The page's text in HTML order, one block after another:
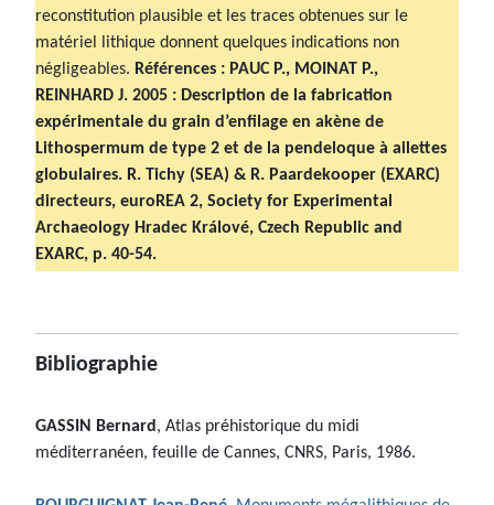
reconstitution plausible et les traces obtenues sur le
matériel lithique donnent quelques indications non
négligeables. Références : PAUC P., MOINAT P.,
REINHARD J. 2005 : Description de la fabrication
expérimentale du grain d’enfilage en akène de
Lithospermum de type 2 et de la pendeloque à ailettes
globulaires. R. Tichy (SEA) & R. Paardekooper (EXARC)
directeurs, euroREA 2, Society for Experimental
Archaeology Hradec Králové, Czech Republic and
EXARC, p. 40-54.
Bibliographie
GASSIN Bernard, Atlas préhistorique du midi
méditerranéen, feuille de Cannes, CNRS, Paris, 1986.